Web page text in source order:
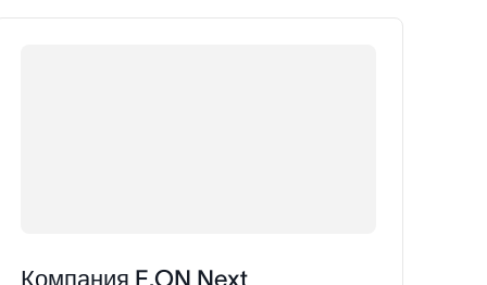
Компания E.ON Next